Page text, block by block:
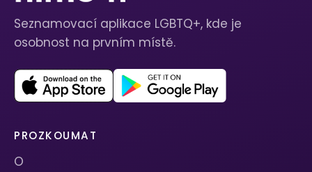
Seznamovací aplikace LGBTQ+, kde je
osobnost na prvním místě.
PROZKOUMAT
O